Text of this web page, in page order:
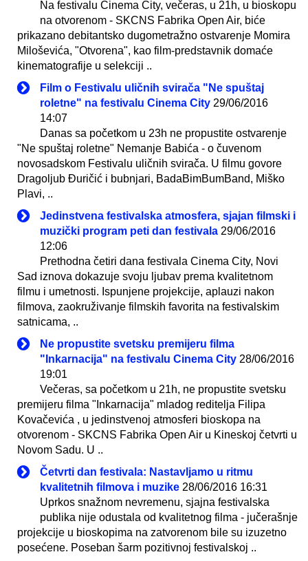
Na festivalu Cinema City, večeras, u 21h, u bioskopu
na otvorenom - SKCNS Fabrika Open Air, biće
prikazano debitantsko dugometražno ostvarenje Momira
Miloševića, "Otvorena", kao film-predstavnik domaće
kinematografije u selekciji ..
Film o Festivalu uličnih svirača "Ne spuštaj
roletne" na festivalu Cinema City 29/06/2016
14:07
Danas sa početkom u 23h ne propustite ostvarenje
"Ne spuštaj roletne" Nemanje Babića - o čuvenom
novosadskom Festivalu uličnih svirača. U filmu govore
Dragoljub Đuričić i bubnjari, BadaBimBumBand, Miško
Plavi, ..
Jedinstvena festivalska atmosfera, sjajan filmski i
muzički program peti dan festivala 29/06/2016
12:06
Prethodna četiri dana festivala Cinema City, Novi
Sad iznova dokazuje svoju ljubav prema kvalitetnom
filmu i umetnosti. Ispunjene projekcije, aplauzi nakon
filmova, zaokruživanje filmskih favorita na festivalskim
satnicama, ..
Ne propustite svetsku premijeru filma
"Inkarnacija" na festivalu Cinema City 28/06/2016
19:01
Večeras, sa početkom u 21h, ne propustite svetsku
premijeru filma "Inkarnacija" mladog reditelja Filipa
Kovačevića , u jedinstvenoj atmosferi bioskopa na
otvorenom - SKCNS Fabrika Open Air u Kineskoj četvrti u
Novom Sadu. U ..
Četvrti dan festivala: Nastavljamo u ritmu
kvalitetnih filmova i muzike 28/06/2016 16:31
Uprkos snažnom nevremenu, sjajna festivalska
publika nije odustala od kvalitetnog filma - jučerašnje
projekcije u bioskopima na zatvorenom bile su izuzetno
posećene. Poseban šarm pozitivnoj festivalskoj ..